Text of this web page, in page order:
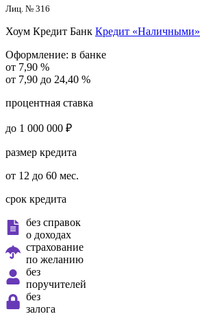
Лиц. № 316
Хоум Кредит Банк Кредит «Наличными»
Оформление: в банке
от 7,90 %
от 7,90 до 24,40 %
процентная ставка
до 1 000 000 ₽
размер кредита
от 12 до 60 мес.
срок кредита
без справок
о доходах
страхование
по желанию
без
поручителей
без
залога